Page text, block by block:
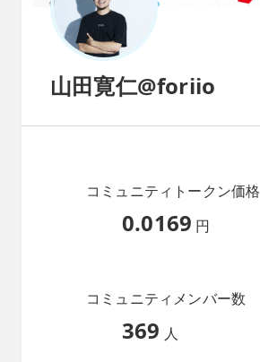
山田寛仁@foriio
コミュニティトークン価格
0.0169 円
コミュニティメンバー数
369 人